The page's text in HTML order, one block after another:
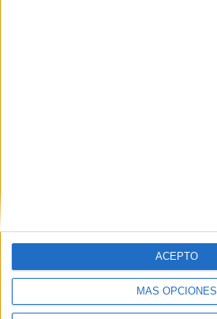
MÁS OPCIONES
ACEPTO